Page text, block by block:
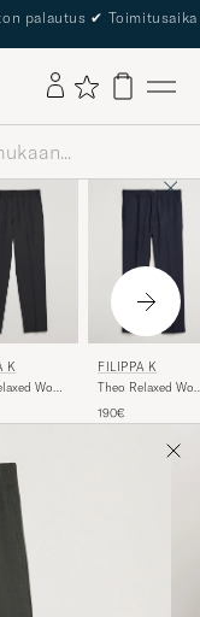
palautus ✔ Toimitusaika
K
Wool
FILIPPA K
Theo Relaxed
190€